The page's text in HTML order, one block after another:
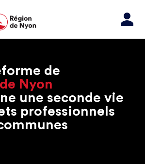
de
Nyon
une seconde vie
professionnels